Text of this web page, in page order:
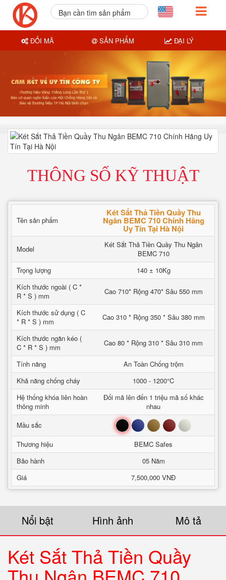
THÔNG SỐ KỸ THUẬT
Tên sản phẩm
Két Sắt Thả Tiền Quầy Thu
Ngân BEMC 710 Chính Hãng
Uy Tín Tại Hà Nội
Model
Két Sắt Thả Tiền Quầy Thu Ngân
BEMC 710
Trọng lượng
140 ± 10Kg
Kích thước ngoài ( C *
R * S ) mm
Cao 710* Rộng 470* Sâu 550 mm
Kích thước sử dụng ( C
* R * S ) mm
Cao 310 * Rộng 350 * Sâu 380 mm
Kích thước ngăn kéo (
C * R * S ) mm
Cao 80 * Rộng 310 * Sâu 310 mm
Tính năng
An Toàn Chống trộm
Khả năng chống cháy
1000 - 1200°C
Hệ thống khóa liên hoàn
thông minh
Đổi mã lên đến 1 triệu mã số khác
nhau
Mầu sắc
Đen Xanh Nâu Đỏ Trắng
Thương hiệu
BEMC Safes
Bảo hành
05 Năm
Giá
7,500,000 VNĐ
Nổi bật Hình ảnh Mô tả
Két Sắt Thả Tiền Quầy
Bạn cần tìm sản phẩm
ĐỔI MÃ SẢN PHẨM ĐẠI LÝ